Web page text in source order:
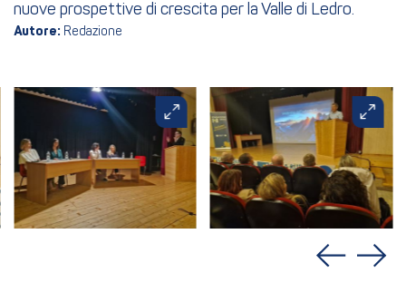
nuove prospettive di crescita per la Valle di Ledro.
Autore: Redazione